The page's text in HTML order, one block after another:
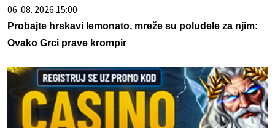
06. 08. 2026 15:00
Probajte hrskavi lemonato, mreže su poludele za njim:
Ovako Grci prave krompir